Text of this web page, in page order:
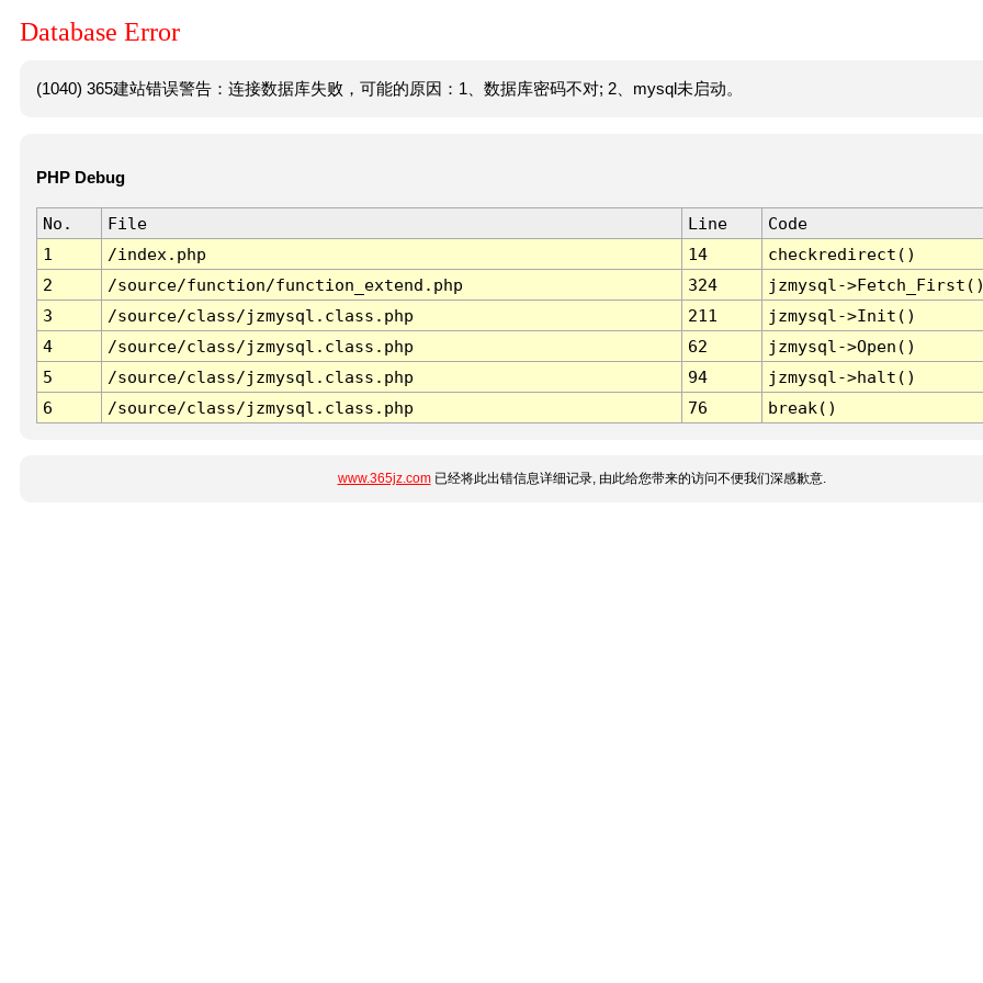
Database Error
(1040) 365建站错误警告：连接数据库失败，可能的原因：1、数据库密码不对; 2、mysql未启动。
PHP Debug
No. File Line
Code
1
/index.php 14
checkredirect()
2
/source/function/function_extend.php 324
jzmysql-
3
/source/class/jzmysql.class.php 211
jzmysql->Init()
4
/source/class/jzmysql.class.php 62
jzmysql->Open()
5
/source/class/jzmysql.class.php 94
jzmysql->halt()
6
/source/class/jzmysql.class.php 76 break()
www.365jz.com已经将此出错信息详细记录, 由此给您带来的访问不便我们深感歉意.